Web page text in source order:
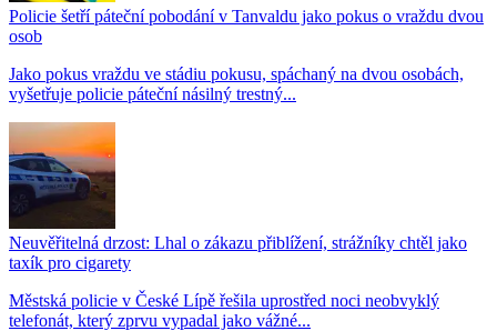
Policie šetří páteční pobodání v Tanvaldu jako pokus o vraždu dvou
osob
Jako pokus vraždu ve stádiu pokusu, spáchaný na dvou osobách,
vyšetřuje policie páteční násilný trestný...
Neuvěřitelná drzost: Lhal o zákazu přiblížení, strážníky chtěl jako
taxík pro cigarety
Městská policie v České Lípě řešila uprostřed noci neobvyklý
telefonát, který zprvu vypadal jako vážné...